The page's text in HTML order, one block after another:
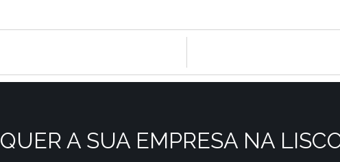
QUER A SUA EMPRESA NA